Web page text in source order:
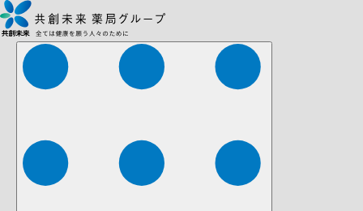
株式会社ファーマみらい 株式会社ストレチア